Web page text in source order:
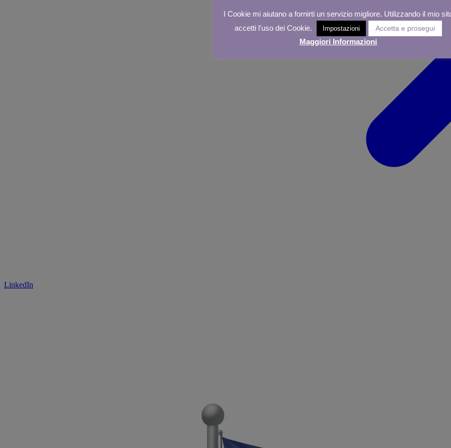
LinkedIn
I Cookie mi aiutano a fornirti un servizio migliore. Utilizzando il mio
accetti l'uso dei Cookie.
Impostazioni Accetta e prosegui
Maggiori Informazioni